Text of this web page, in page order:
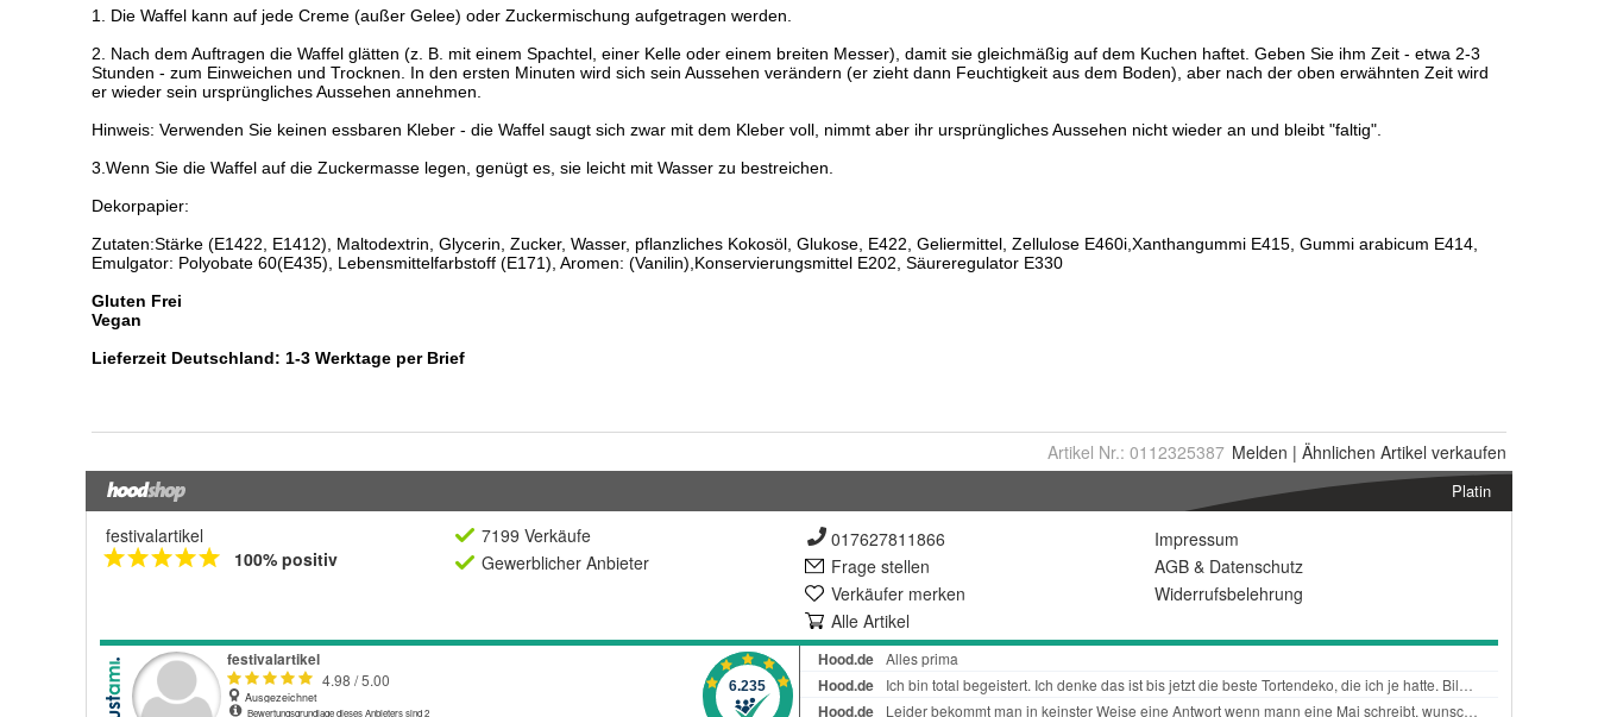
Artikel Nr.: 0112325387 Melden | Ähnlichen Artikel verkaufen
Platin
festivalartikel
100% positiv
7199 Verkäufe
Gewerblicher Anbieter
017627811866
Frage stellen
Verkäufer merken
Alle Artikel
Impressum
AGB & Datenschutz
Widerrufsbelehrung